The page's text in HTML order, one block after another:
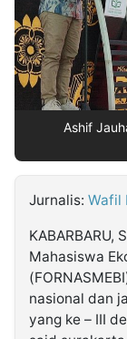
Follow
Kabarbaru
Kabarbaru.co
2026
Ashif
Jurnalis: Wafil
KABARBARU,
Mahasiswa
nasional dan
yang ke – III